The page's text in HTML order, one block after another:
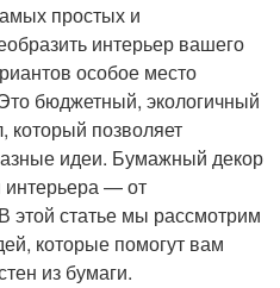
простых и
интерьер вашего
особое место
бюджетный, экологичный
который позволяет
идеи. Бумажный декор
интерьера — от
этой статье мы рассмотрим
которые помогут вам
из бумаги.